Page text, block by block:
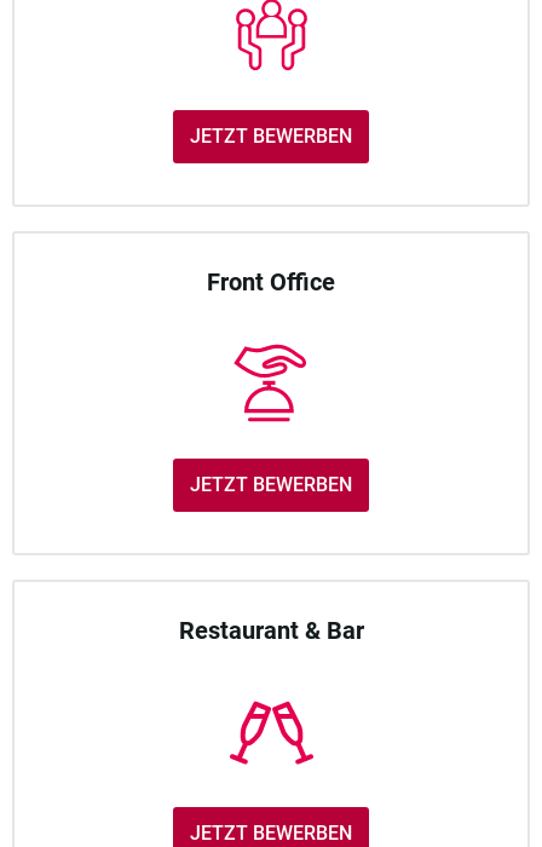
JETZT BEWERBEN
Front Office
JETZT BEWERBEN
Restaurant & Bar
JETZT BEWERBEN